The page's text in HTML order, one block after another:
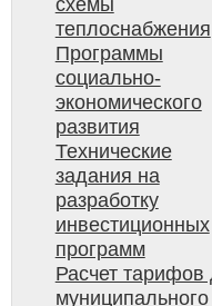
схемы
теплоснабжения
Программы
социально-
экономического
развития
Технические
задания на
разработку
инвестиционных
программ
Расчет тарифов
муниципального